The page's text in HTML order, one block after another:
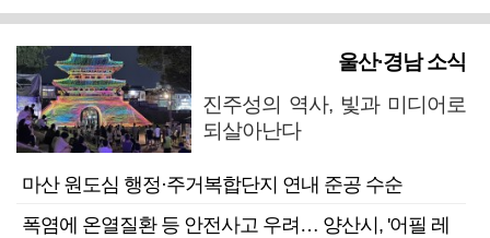
울산·경남 소식
진주성의 역사, 빛과 미디어로
되살아난다
마산 원도심 행정·주거복합단지 연내 준공 수순
폭염에 온열질환 등 안전사고 우려… 양산시, '어필 레